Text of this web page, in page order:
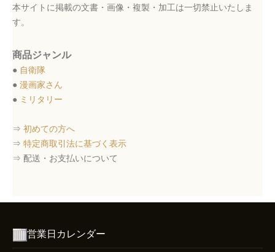
本サイトに掲載の文書・画像・複製・加工は一切禁止いたしま
す。
商品ジャンル
● 自衛隊
● 漫画家さん
● ミリタリー
⇒ 初めての方へ
⇒ 特定商取引法に基づく表示
⇒ 配送・お支払いについて
営業日カレンダー